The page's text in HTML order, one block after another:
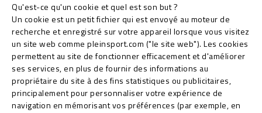
Qu'est-ce qu'un cookie et quel est son but ?
Un cookie est un petit fichier qui est envoyé au moteur de
recherche et enregistré sur votre appareil lorsque vous visitez
un site web comme pleinsport.com ("le site web"). Les cookies
permettent au site de fonctionner efficacement et d'améliorer
ses services, en plus de fournir des informations au
propriétaire du site à des fins statistiques ou publicitaires,
principalement pour personnaliser votre expérience de
navigation en mémorisant vos préférences (par exemple, en